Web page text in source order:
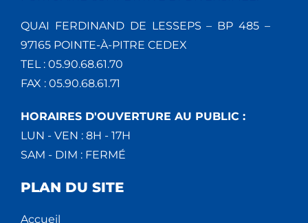
QUAI FERDINAND DE LESSEPS – BP 485 –
97165 POINTE-À-PITRE CEDEX
TEL : 05.90.68.61.70
FAX : 05.90.68.61.71
HORAIRES D'OUVERTURE AU PUBLIC :
LUN - VEN : 8H - 17H
SAM - DIM : FERMÉ
PLAN DU SITE
Accueil